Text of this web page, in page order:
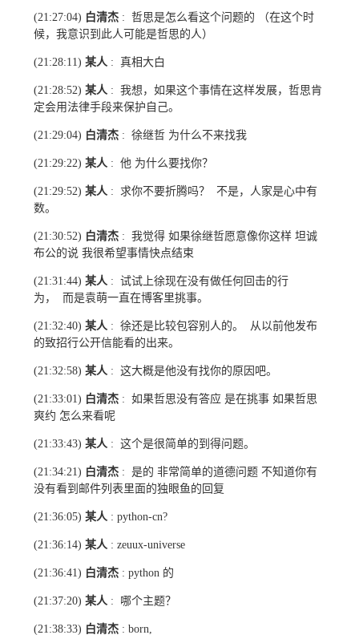
(21:27:04) 白清杰 : 哲思是怎么看这个问题的 （在这个时
候，我意识到此人可能是哲思的人）
(21:28:11) 某人 : 真相大白
(21:28:52) 某人 : 我想，如果这个事情在这样发展，哲思肯
定会用法律手段来保护自己。
(21:29:04) 白清杰 : 徐继哲 为什么不来找我
(21:29:22) 某人 : 他 为什么要找你？
(21:29:52) 某人 : 求你不要折腾吗？ 不是，人家是心中有
数。
(21:30:52) 白清杰 : 我觉得 如果徐继哲愿意像你这样 坦诚
布公的说 我很希望事情快点结束
(21:31:44) 某人 : 试试上徐现在没有做任何回击的行
为， 而是袁萌一直在博客里挑事。
(21:32:40) 某人 : 徐还是比较包容别人的。 从以前他发布
的致招行公开信能看的出来。
(21:32:58) 某人 : 这大概是他没有找你的原因吧。
(21:33:01) 白清杰 : 如果哲思没有答应 是在挑事 如果哲思
爽约 怎么来看呢
(21:33:43) 某人 : 这个是很简单的到得问题。
(21:34:21) 白清杰 : 是的 非常简单的道德问题 不知道你有
没有看到邮件列表里面的独眼鱼的回复
(21:36:05) 某人 : python-cn?
(21:36:14) 某人 : zeuux-universe
(21:36:41) 白清杰 : python 的
(21:37:20) 某人 : 哪个主题？
(21:38:33) 白清杰 : born,